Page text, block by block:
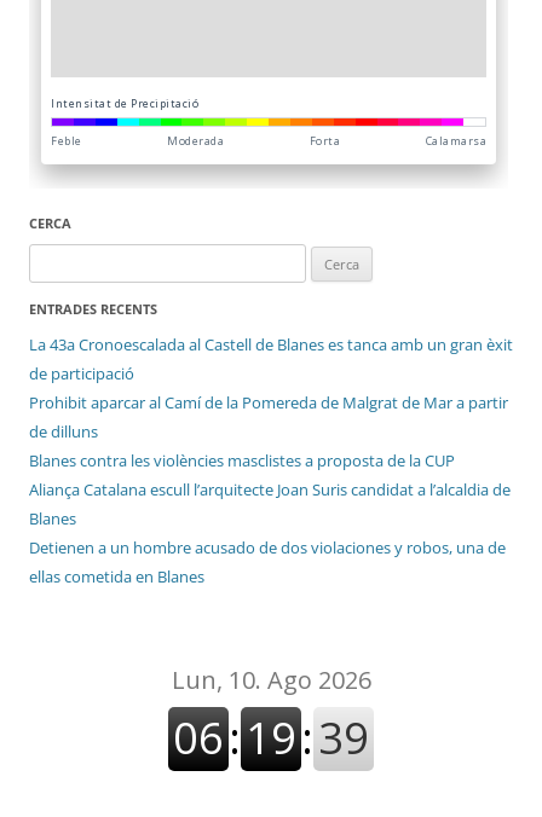
CERCA
ENTRADES RECENTS
La 43a Cronoescalada al Castell de Blanes es tanca amb un gran èxit
de participació
Prohibit aparcar al Camí de la Pomereda de Malgrat de Mar a partir
de dilluns
Blanes contra les violències masclistes a proposta de la CUP
Aliança Catalana escull l’arquitecte Joan Suris candidat a l’alcaldia de
Blanes
Detienen a un hombre acusado de dos violaciones y robos, una de
ellas cometida en Blanes